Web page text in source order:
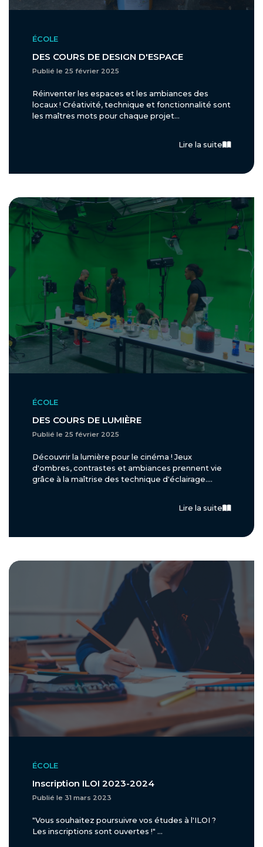
ÉCOLE
DES COURS DE DESIGN D'ESPACE
Publié le 25 février 2025
Réinventer les espaces et les ambiances des
locaux ! Créativité, technique et fonctionnalité sont
les maîtres mots pour chaque projet...
Lire la suite
ÉCOLE
DES COURS DE LUMIÈRE
Publié le 25 février 2025
Découvrir la lumière pour le cinéma ! Jeux
d'ombres, contrastes et ambiances prennent vie
grâce à la maîtrise des technique d'éclairage....
Lire la suite
ÉCOLE
Inscription ILOI 2023-2024
Publié le 31 mars 2023
"Vous souhaitez poursuivre vos études à l'ILOI ?
Les inscriptions sont ouvertes !" ...